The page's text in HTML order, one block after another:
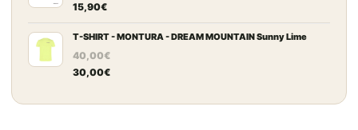
15,90€
T-SHIRT - MONTURA - DREAM MOUNTAIN Sunny Lime
40,00€
30,00€